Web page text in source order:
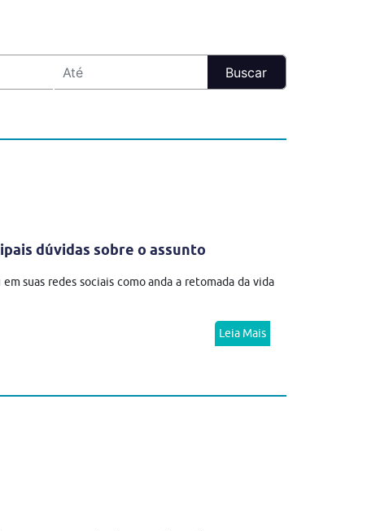
dúvidas sobre o assunto
suas redes sociais como anda a retomada da vida
Leia Mais